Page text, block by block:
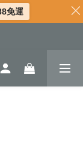
領取
免運